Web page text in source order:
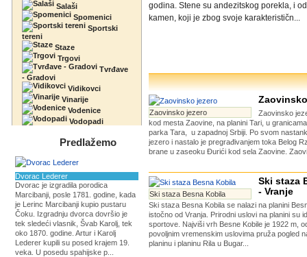
Salaši
Spomenici
Sportski
tereni
Staze
Trgovi
Tvrđave
- Gradovi
Vidikovci
Vinarije
Vodenice
Vodopadi
Predlažemo
Dvorac Lederer
Dvorac je izgradila porodica
Marcibanji, posle 1781. godine, kada
je Lerinc Marcibanji kupio pustaru
Čoku. Izgradnju dvorca dovršio je
tek sledeći vlasnik, Švab Karolj, tek
oko 1870. godine. Artur i Karolj
Lederer kupili su posed krajem 19.
veka. U posedu spahijske p...
godina. Stene su andezitskog porekla, i
kamen, koji je zbog svoje karakterističn...
Zaovinsko jezero
Zaovinsko
kod mesta Zaovine, na planini Tari, u
parka Tara, u zapadnoj Srbiji. Po svom
jezero i nastalo je pregrađivanjem toka Belog
brane u zaseoku Đurići kod sela Zaovine.
Ski staza Besna Kobila
Ski staza
- Vranje
Ski staza Besna Kobila se nalazi na planini
istočno od Vranja. Prirodni uslovi na planini su
sportove. Najviši vrh Besne Kobile je 1922 m,
povoljnim vremenskim uslovima pruža pogled
planinu i planinu Rila u Bugar...